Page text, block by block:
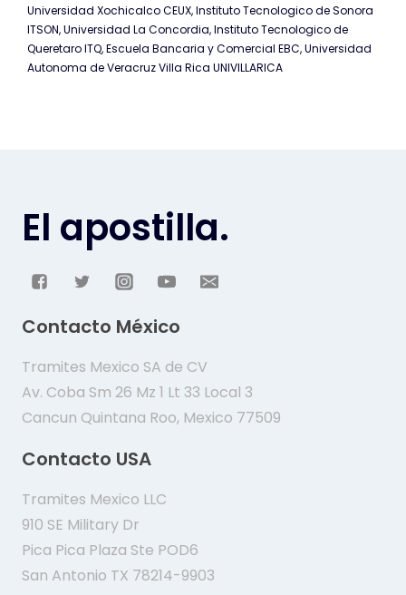
Universidad Xochicalco CEUX, Instituto Tecnologico de Sonora
ITSON, Universidad La Concordia, Instituto Tecnologico de
Queretaro ITQ, Escuela Bancaria y Comercial EBC, Universidad
Autonoma de Veracruz Villa Rica UNIVILLARICA
El apostilla.
Contacto México
Tramites Mexico SA de CV
Av. Coba Sm 26 Mz 1 Lt 33 Local 3
Cancun Quintana Roo, Mexico 77509
Contacto USA
Tramites Mexico LLC
910 SE Military Dr
Pica Pica Plaza Ste POD6
San Antonio TX 78214-9903